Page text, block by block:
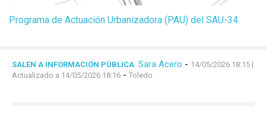
Programa de Actuación Urbanizadora (PAU) del SAU-34.
SALEN A INFORMACIÓN PÚBLICA Sara Acero - 14/05/2026 18:15 |
Actualizado a 14/05/2026 18:16 - Toledo